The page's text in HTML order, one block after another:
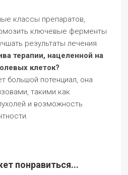
классы препаратов,
ключевые ферменты
результаты лечения.
терапии, нацеленной на
клеток?
большой потенциал, она
такими как
и возможность
понравиться...